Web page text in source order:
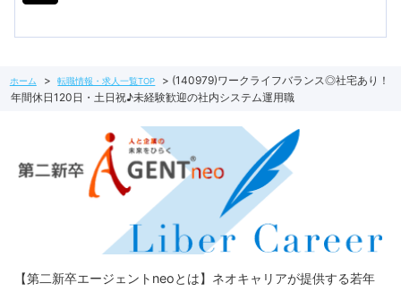
ホーム 転職情報・求人一覧TOP
(140979)ワークライフバランス◎社宅あり！
年間休日120日・土日祝♪未経験歓迎の社内システム運用職
【第二新卒エージェントneoとは】ネオキャリアが提供する若年